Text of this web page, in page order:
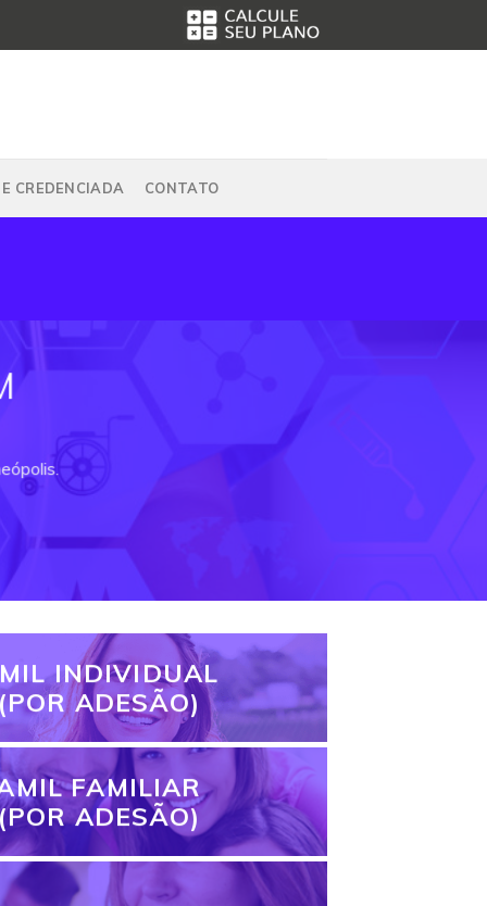
CREDENCIADA CONTATO
INDIVIDUAL
ADESÃO)
FAMILIAR
ADESÃO)